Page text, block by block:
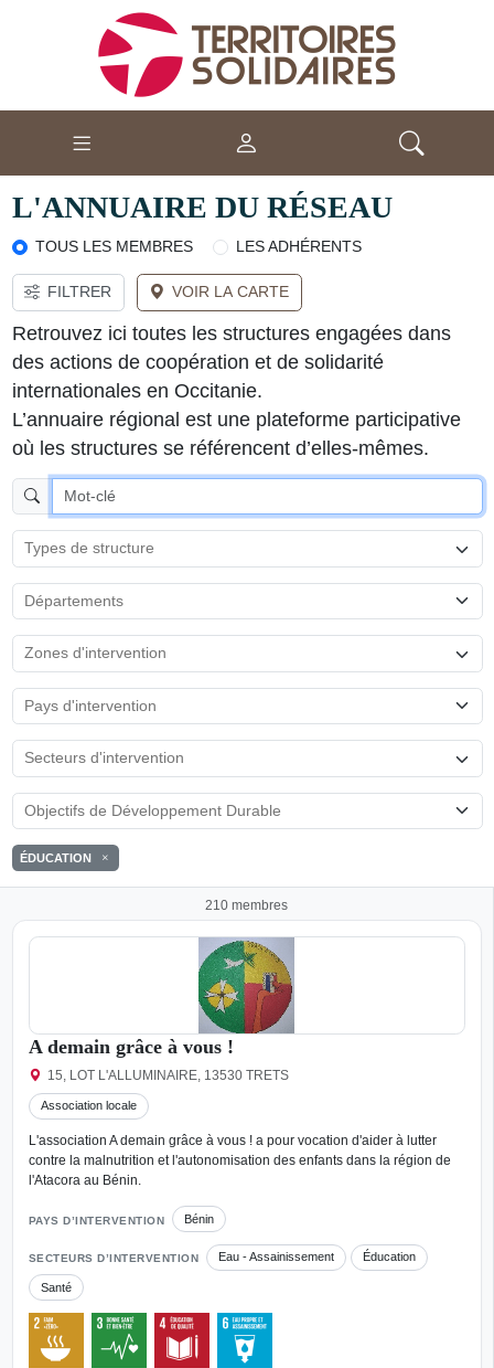
L'ANNUAIRE DU RÉSEAU
TOUS LES MEMBRES LES ADHÉRENTS
FILTRER VOIR LA CARTE
Retrouvez ici toutes les structures engagées dans
des actions de coopération et de solidarité
internationales en Occitanie.
L’annuaire régional est une plateforme participative
où les structures se référencent d’elles-mêmes.
ÉDUCATION
210 membres
A demain grâce à vous !
15, LOT L'ALLUMINAIRE, 13530 TRETS
Association locale
L'association A demain grâce à vous ! a pour vocation d'aider à lutter
contre la malnutrition et l'autonomisation des enfants dans la région de
l'Atacora au Bénin.
PAYS D’INTERVENTION Bénin
SECTEURS D’INTERVENTION Eau - Assainissement Éducation
Santé